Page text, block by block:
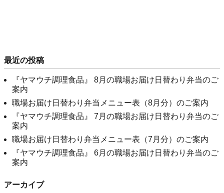
最近の投稿
『ヤマウチ調理食品』 8月の職場お届け日替わり弁当のご
案内
職場お届け日替わり弁当メニュー表（8月分）のご案内
『ヤマウチ調理食品』 7月の職場お届け日替わり弁当のご
案内
職場お届け日替わり弁当メニュー表（7月分）のご案内
『ヤマウチ調理食品』 6月の職場お届け日替わり弁当のご
案内
アーカイブ